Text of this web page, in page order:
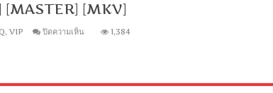
[MKV]
, VIP ปิดความเห็นบน
Darling
1,384